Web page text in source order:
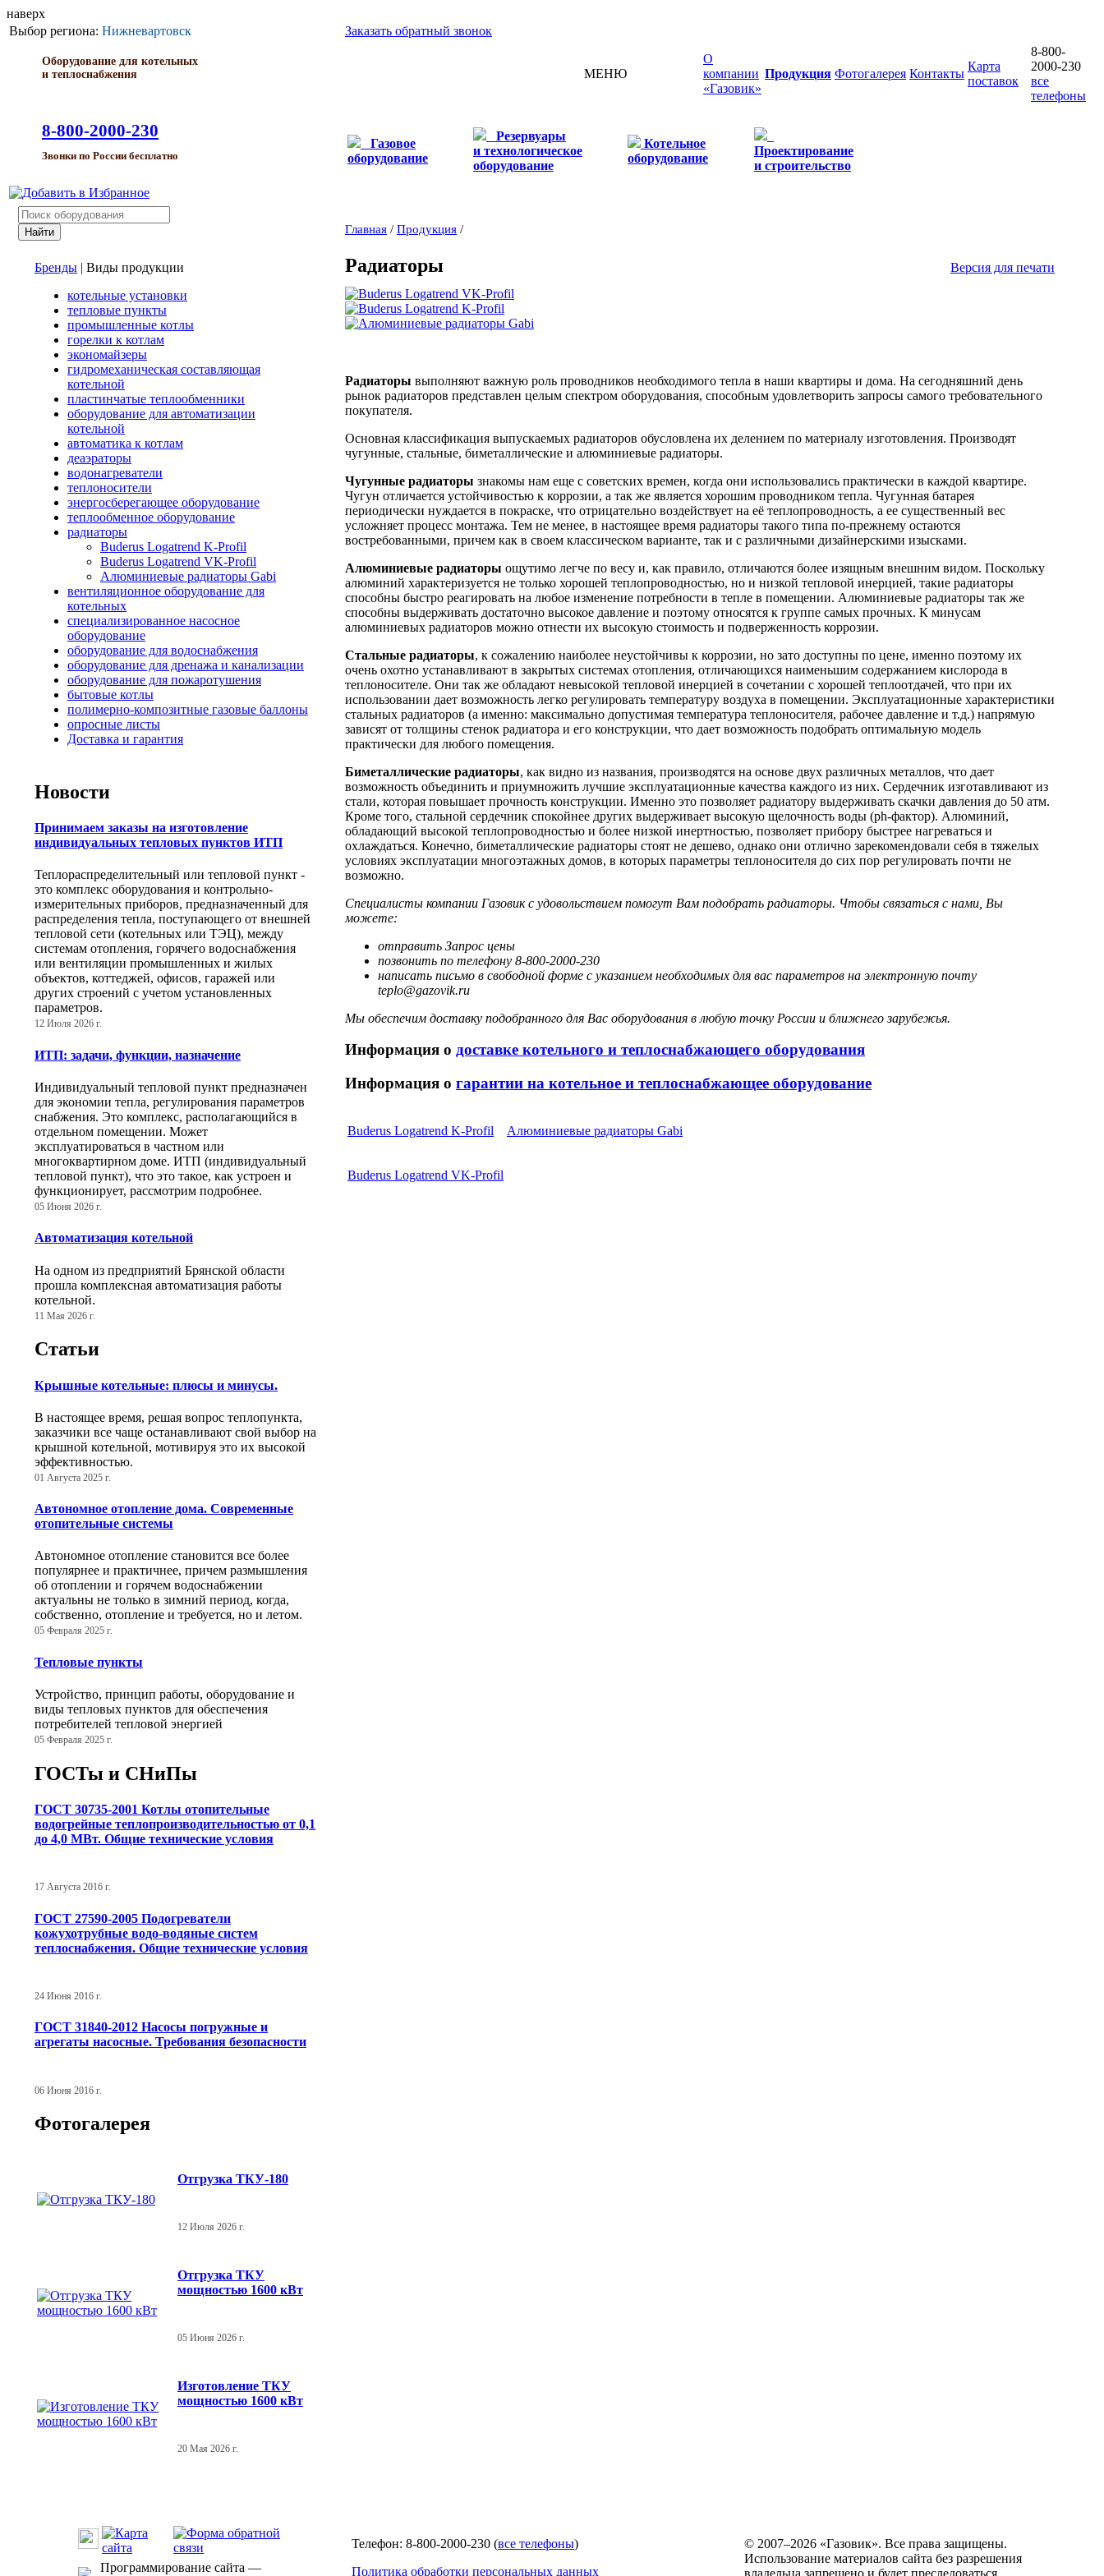
наверх
Выбор региона: Нижневартовск
Оборудование для котельных
и теплоснабжения
8-800-2000-230
Звонки по России бесплатно
Заказать обратный звонок
МЕНЮ
О
компании
«Газовик»
Продукция Фотогалерея Контакты
Карта
поставок
8-800-
2000-230
все
телефоны
Газовое
оборудование
Резервуары
и технологическое
оборудование
Котельное
оборудование
Проектирование
и строительство
Бренды | Виды продукции
котельные установки
тепловые пункты
промышленные котлы
горелки к котлам
экономайзеры
гидромеханическая составляющая
котельной
пластинчатые теплообменники
оборудование для автоматизации
котельной
автоматика к котлам
деаэраторы
водонагреватели
теплоносители
энергосберегающее оборудование
теплообменное оборудование
радиаторы
Buderus Logatrend K-Profil
Buderus Logatrend VK-Profil
Алюминиевые радиаторы Gabi
вентиляционное оборудование для
котельных
специализированное насосное
оборудование
оборудование для водоснабжения
оборудование для дренажа и канализации
оборудование для пожаротушения
бытовые котлы
полимерно-композитные газовые баллоны
опросные листы
Доставка и гарантия
Новости
Принимаем заказы на изготовление
индивидуальных тепловых пунктов ИТП
Теплораспределительный или тепловой пункт -
это комплекс оборудования и контрольно-
измерительных приборов, предназначенный для
распределения тепла, поступающего от внешней
тепловой сети (котельных или ТЭЦ), между
системам отопления, горячего водоснабжения
или вентиляции промышленных и жилых
объектов, коттеджей, офисов, гаражей или
других строений с учетом установленных
параметров.
12 Июля 2026 г.
ИТП: задачи, функции, назначение
Индивидуальный тепловой пункт предназначен
для экономии тепла, регулирования параметров
снабжения. Это комплекс, располагающийся в
отдельном помещении. Может
эксплуатироваться в частном или
многоквартирном доме. ИТП (индивидуальный
тепловой пункт), что это такое, как устроен и
функционирует, рассмотрим подробнее.
05 Июня 2026 г.
Автоматизация котельной
На одном из предприятий Брянской области
прошла комплексная автоматизация работы
котельной.
11 Мая 2026 г.
Статьи
Крышные котельные: плюсы и минусы.
В настоящее время, решая вопрос теплопункта,
заказчики все чаще останавливают свой выбор на
крышной котельной, мотивируя это их высокой
эффективностью.
01 Августа 2025 г.
Автономное отопление дома. Современные
отопительные системы
Автономное отопление становится все более
популярнее и практичнее, причем размышления
об отоплении и горячем водоснабжении
актуальны не только в зимний период, когда,
собственно, отопление и требуется, но и летом.
05 Февраля 2025 г.
Тепловые пункты
Устройство, принцип работы, оборудование и
виды тепловых пунктов для обеспечения
потребителей тепловой энергией
05 Февраля 2025 г.
ГОСТы и СНиПы
ГОСТ 30735-2001 Котлы отопительные
водогрейные теплопроизводительностью от 0,1
до 4,0 МВт. Общие технические условия
17 Августа 2016 г.
ГОСТ 27590-2005 Подогреватели
кожухотрубные водо-водяные систем
теплоснабжения. Общие технические условия
24 Июня 2016 г.
ГОСТ 31840-2012 Насосы погружные и
агрегаты насосные. Требования безопасности
06 Июня 2016 г.
Фотогалерея
Отгрузка ТКУ-180
12 Июля 2026 г.
Отгрузка ТКУ
мощностью 1600 кВт
05 Июня 2026 г.
Изготовление ТКУ
мощностью 1600 кВт
20 Мая 2026 г.
Главная / Продукция /
Версия для печати
Радиаторы
Радиаторы выполняют важную роль проводников необходимого тепла в наши квартиры и дома. На сегодняшний день
рынок радиаторов представлен целым спектром оборудования, способным удовлетворить запросы самого требовательного
покупателя.
Основная классификация выпускаемых радиаторов обусловлена их делением по материалу изготовления. Производят
чугунные, стальные, биметаллические и алюминиевые радиаторы.
Чугунные радиаторы знакомы нам еще с советских времен, когда они использовались практически в каждой квартире.
Чугун отличается устойчивостью к коррозии, а так же является хорошим проводником тепла. Чугунная батарея
периодически нуждается в покраске, что отрицательно воздействует на её теплопроводность, а ее существенный вес
усложняет процесс монтажа. Тем не менее, в настоящее время радиаторы такого типа по-прежнему остаются
востребованными, причем как в своем классическом варианте, так и с различными дизайнерскими изысками.
Алюминиевые радиаторы ощутимо легче по весу и, как правило, отличаются более изящным внешним видом. Поскольку
алюминий характеризуется не только хорошей теплопроводностью, но и низкой тепловой инерцией, такие радиаторы
способны быстро реагировать на любое изменение потребности в тепле в помещении. Алюминиевые радиаторы так же
способны выдерживать достаточно высокое давление и поэтому относятся к группе самых прочных. К минусам
алюминиевых радиаторов можно отнести их высокую стоимость и подверженность коррозии.
Стальные радиаторы, к сожалению наиболее неустойчивы к коррозии, но зато доступны по цене, именно поэтому их
очень охотно устанавливают в закрытых системах отопления, отличающихся наименьшим содержанием кислорода в
теплоносителе. Они так же обладают невысокой тепловой инерцией в сочетании с хорошей теплоотдачей, что при их
использовании дает возможность легко регулировать температуру воздуха в помещении. Эксплуатационные характеристики
стальных радиаторов (а именно: максимально допустимая температура теплоносителя, рабочее давление и т.д.) напрямую
зависят от толщины стенок радиатора и его конструкции, что дает возможность подобрать оптимальную модель
практически для любого помещения.
Биметаллические радиаторы, как видно из названия, производятся на основе двух различных металлов, что дает
возможность объединить и приумножить лучшие эксплуатационные качества каждого из них. Сердечник изготавливают из
стали, которая повышает прочность конструкции. Именно это позволяет радиатору выдерживать скачки давления до 50 атм.
Кроме того, стальной сердечник спокойнее других выдерживает высокую щелочность воды (ph-фактор). Алюминий,
обладающий высокой теплопроводностью и более низкой инертностью, позволяет прибору быстрее нагреваться и
охлаждаться. Конечно, биметаллические радиаторы стоят не дешево, однако они отлично зарекомендовали себя в тяжелых
условиях эксплуатации многоэтажных домов, в которых параметры теплоносителя до сих пор регулировать почти не
возможно.
Специалисты компании Газовик c удовольствием помогут Вам подобрать радиаторы. Чтобы связаться с нами, Вы
можете:
отправить Запрос цены
позвонить по телефону 8-800-2000-230
написать письмо в свободной форме с указанием необходимых для вас параметров на электронную почту
teplo@gazovik.ru
Мы обеспечим доставку подобранного для Вас оборудования в любую точку России и ближнего зарубежья.
Информация о доставке котельного и теплоснабжающего оборудования
Информация о гарантии на котельное и теплоснабжающее оборудование
Buderus Logatrend K-Profil Алюминиевые радиаторы Gabi
Buderus Logatrend VK-Profil
Программирование сайта —
Телефон: 8-800-2000-230 (все телефоны)
Политика обработки персональных данных
© 2007–2026 «Газовик». Все права защищены.
Использование материалов сайта без разрешения
владельца запрещено и будет преследоваться